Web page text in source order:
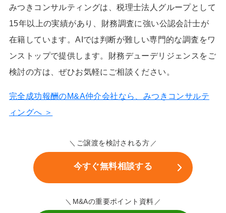
みつきコンサルティングは、税理士法人グループとして
15年以上の実績があり、財務調査に強い公認会計士が
在籍しています。AIでは判断が難しい専門的な調査をワ
ンストップで提供します。財務デューデリジェンスをご
検討の方は、ぜひお気軽にご相談ください。
完全成功報酬のM&A仲介会社なら、みつきコンサルテ
ィングへ ＞
ご譲渡を検討される方
今すぐ無料相談する
M&Aの重要ポイント資料